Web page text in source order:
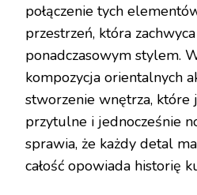
połączenie tych
przestrzeń, która
ponadczasowym stylem.
kompozycja orientalnych
stworzenie wnętrza, które
przytulne i jednocześnie
sprawia, że każdy detal
całość opowiada historię